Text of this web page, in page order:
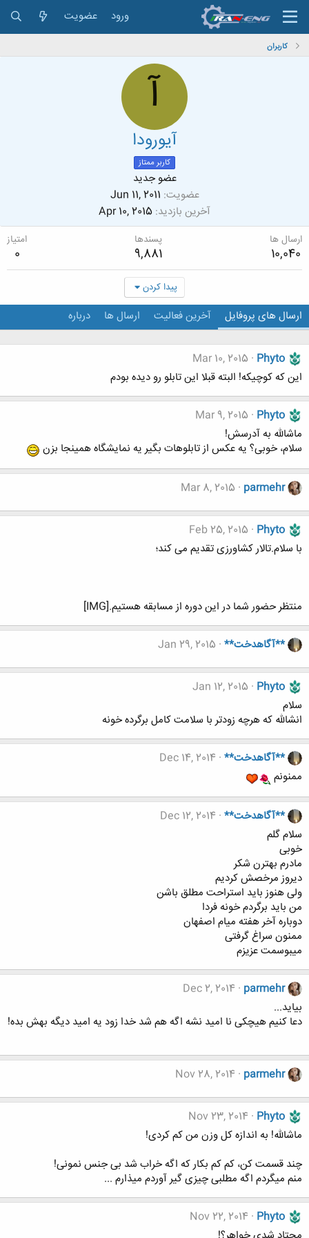
ورود عضویت
کاربران
آ
آیورودا
کاربر ممتاز
عضو جدید
عضویت Jun 11, 2011
آخرین بازدید Apr 10, 2015
ارسال ها
10,040
پسندها
9,881
امتیاز
0
پیدا کردن
ارسال های پروفایل آخرین فعالیت ارسال ها درباره
Phyto
Mar 10, 2015
این که کوچیکه! البته قبلا این تابلو رو دیده بودم
Phyto
Mar 9, 2015
ماشالله به آدرسش!
سلام، خوبی؟ یه عکس از تابلوهات بگیر یه نمایشگاه همینجا بزن
parmehr
Mar 8, 2015
Phyto
Feb 25, 2015
با سلام.تالار کشاورزی تقدیم می کند؛
منتظر حضور شما در این دوره از مسابقه هستیم.[IMG]
**آگاهدخت** Jan 29, 2015
Phyto
Jan 12, 2015
سلام
انشالله که هرچه زودتر با سلامت کامل برگرده خونه
**آگاهدخت** Dec 14, 2014
ممنونم
**آگاهدخت** Dec 12, 2014
سلام گلم
خوبی
مادرم بهترن شکر
دیروز مرخصش کردیم
ولی هنوز باید استراحت مطلق باشن
من باید برگردم خونه فردا
دوباره آخر هفته میام اصفهان
ممنون سراغ گرفتی
میبوسمت عزیزم
parmehr
Dec 2, 2014
بیاید...
ﺩﻋﺎ کنیم هیچکی ﻧﺎ ﺍﻣﯿﺪ ﻧﺸﻪ ﺍﮔﻪ ﻫﻢ ﺷﺪ ﺧﺪﺍ ﺯﻭﺩ ﯾﻪ ﺍﻣﯿﺪ ﺩﯾﮕﻪ ﺑﻬﺶ ﺑﺪﻩ!
parmehr
Nov 28, 2014
Phyto
Nov 23, 2014
ماشالله! به اندازه کل وزن من کم کردی!
چند قسمت کن، کم کم بکار که اگه خراب شد بی جنس نمونی!
منم میگردم اگه مطلبی چیزی گیر آوردم میذارم ...
Phyto
Nov 22, 2014